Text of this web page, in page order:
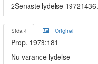
2Senaste lydelse 19721436.
Sida 4 Original
Prop. 1973:181
Nu varande lydelse